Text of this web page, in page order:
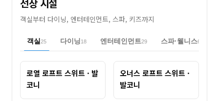
선상 시설
객실부터 다이닝, 엔터테인먼트, 스파, 키즈까지
객실 25 다이닝18 엔터테인먼트29 스파·웰니스6
로열 로프트 스위트 · 발
코니
오너스 로프트 스위트 ·
발코니